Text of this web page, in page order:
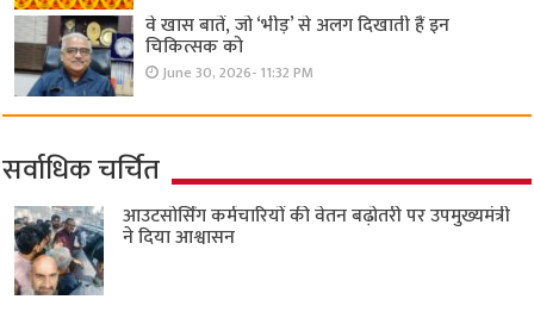
वे खास बातें, जो ‘भीड़’ से अलग दिखाती हैं इन
चिकित्सक को
June 30, 2026- 11:32 PM
सर्वाधिक चर्चित
आउटसोर्सिंग कर्मचारियों की वेतन बढ़ोतरी पर उपमुख्यमंत्री
ने दिया आश्वासन